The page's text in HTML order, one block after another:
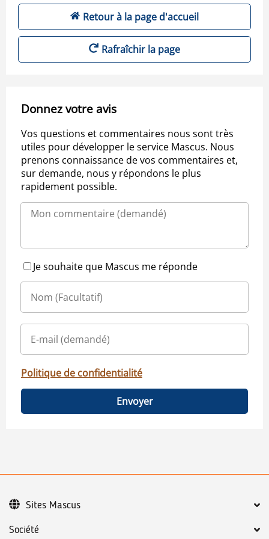
Retour à la page d'accueil
Rafraîchir la page
Donnez votre avis
Vos questions et commentaires nous sont très
utiles pour développer le service Mascus. Nous
prenons connaissance de vos commentaires et,
sur demande, nous y répondons le plus
rapidement possible.
Je souhaite que Mascus me réponde
Politique de confidentialité
Envoyer
Société
Sites Mascus